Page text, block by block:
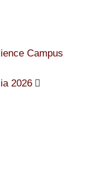
Campus
2026